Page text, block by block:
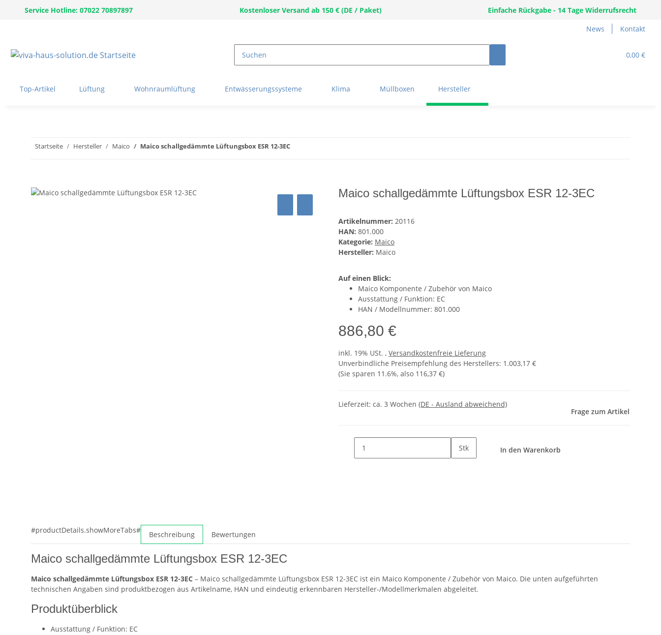
Service Hotline: 07022 70897897 Kostenloser Versand ab 150 € (DE / Paket) Einfache Rückgabe - 14 Tage Widerrufsrecht
News Kontakt
0,00 €
Top-Artikel Lüftung Wohnraumlüftung Entwässerungssysteme Klima Müllboxen Hersteller
Startseite Hersteller Maico Maico schallgedämmte Lüftungsbox ESR 12-3EC
Maico schallgedämmte Lüftungsbox ESR 12-3EC
Artikelnummer: 20116
HAN: 801.000
Kategorie: Maico
Hersteller: Maico
Auf einen Blick:
Maico Komponente / Zubehör von Maico
Ausstattung / Funktion: EC
HAN / Modellnummer: 801.000
886,80 €
inkl. 19% USt. , Versandkostenfreie Lieferung
Unverbindliche Preisempfehlung des Herstellers: 1.003,17 €
(Sie sparen 11.6%, also 116,37 €)
Lieferzeit: ca. 3 Wochen (DE - Ausland abweichend)
Frage zum Artikel
Stk In den Warenkorb
#productDetails.showMoreTabs# Beschreibung Bewertungen
Maico schallgedämmte Lüftungsbox ESR 12-3EC
Maico schallgedämmte Lüftungsbox ESR 12-3EC – Maico schallgedämmte Lüftungsbox ESR 12-3EC ist ein Maico Komponente / Zubehör von Maico. Die unten aufgeführten
technischen Angaben sind produktbezogen aus Artikelname, HAN und eindeutig erkennbaren Hersteller-/Modellmerkmalen abgeleitet.
Produktüberblick
Ausstattung / Funktion: EC